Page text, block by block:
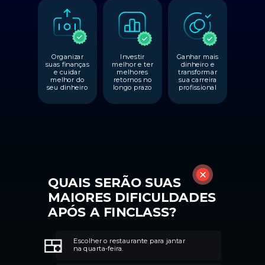
Organizar
suas finanças
e cuidar
melhor do
seu dinheiro
Investir
melhor e ter
melhores
retornos no
longo prazo
Ganhar mais
dinheiro e
transformar
sua carreira
profissional
Escolher o restaurante para jantar
na quarta-feira.
🍱
QUAIS SERÃO SUAS
MAIORES DIFICULDADES
APÓS A FINCLASS?